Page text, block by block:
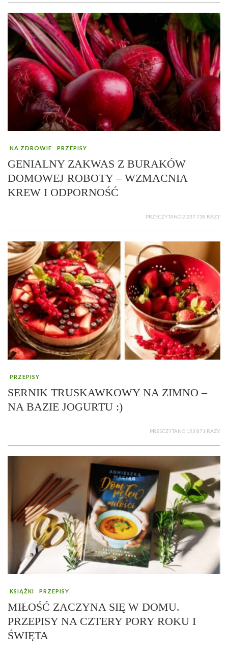
NA ZDROWIE PRZEPISY
GENIALNY ZAKWAS Z BURAKÓW
DOMOWEJ ROBOTY – WZMACNIA
KREW I ODPORNOŚĆ
PRZECZYTANO 2 237 738 RAZY
PRZEPISY
SERNIK TRUSKAWKOWY NA ZIMNO –
NA BAZIE JOGURTU :)
PRZECZYTANO 153 871 RAZY
KSIĄŻKI PRZEPISY
MIŁOŚĆ ZACZYNA SIĘ W DOMU.
PRZEPISY NA CZTERY PORY ROKU I
ŚWIĘTA